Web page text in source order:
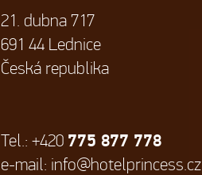
21. dubna 717
691 44 Lednice
Česká republika
Tel.: +420 775 877 778
e-mail: info@hotelprincess.cz